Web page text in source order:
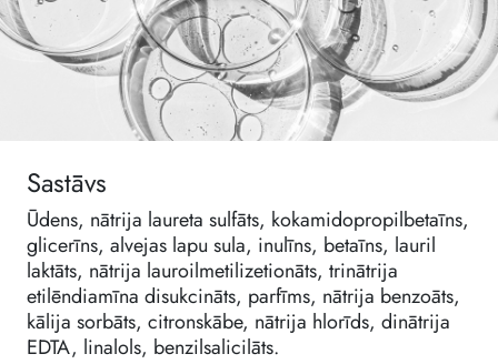
Sastāvs
Ūdens, nātrija laureta sulfāts, kokamidopropilbetaīns,
glicerīns, alvejas lapu sula, inulīns, betaīns, lauril
laktāts, nātrija lauroilmetilizetionāts, trinātrija
etilēndiamīna disukcināts, parfīms, nātrija benzoāts,
kālija sorbāts, citronskābe, nātrija hlorīds, dinātrija
EDTA, linalols, benzilsalicilāts.